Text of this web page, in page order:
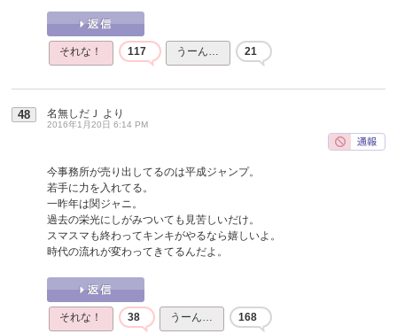
それな！ 117 うーん… 21
48 名無しだＪ より
2016年1月20日 6:14 PM
今事務所が売り出してるのは平成ジャンプ。
若手に力を入れてる。
一昨年は関ジャニ。
過去の栄光にしがみついても見苦しいだけ。
スマスマも終わってキンキがやるなら嬉しいよ。
時代の流れが変わってきてるんだよ。
それな！ 38 うーん… 168